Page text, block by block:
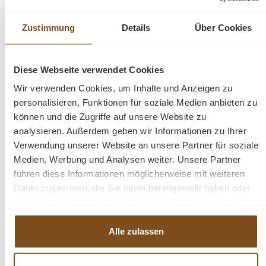
Zustimmung Details Über Cookies
Diese Webseite verwendet Cookies
Wir verwenden Cookies, um Inhalte und Anzeigen zu
personalisieren, Funktionen für soziale Medien anbieten zu
können und die Zugriffe auf unsere Website zu
analysieren. Außerdem geben wir Informationen zu Ihrer
Verwendung unserer Website an unsere Partner für soziale
Medien, Werbung und Analysen weiter. Unsere Partner
führen diese Informationen möglicherweise mit weiteren
Daten zusammen, die Sie ihnen bereitgestellt haben oder
haben.
Alle zulassen
für unvergessliche Sommertage mit Freunden und
Entspannung und Freiheit bereichern, wobei sie als ein
Kombinieren Sie diesen Artikel mit anderen Outdoor
Möbeln aus unserer Kollektion!
Die Abmessungen: H/B/T: ca.: 78 x 120 cm
Teak Holz
Menü schließen
Produktinformationen "Gartentisch Koes